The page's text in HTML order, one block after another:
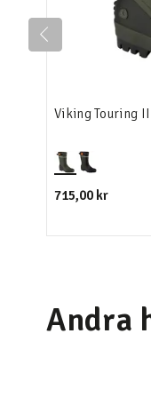
Viking Touring
715,00 kr
Andra